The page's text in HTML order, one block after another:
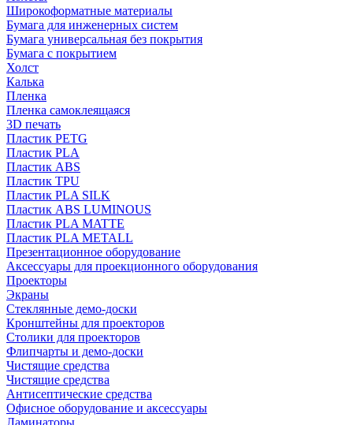
Широкоформатные материалы
Бумага для инженерных систем
Бумага универсальная без покрытия
Бумага с покрытием
Холст
Калька
Пленка
Пленка самоклеящаяся
3D печать
Пластик PETG
Пластик PLA
Пластик ABS
Пластик TPU
Пластик PLA SILK
Пластик ABS LUMINOUS
Пластик PLA MATTE
Пластик PLA METALL
Презентационное оборудование
Аксессуары для проекционного оборудования
Проекторы
Экраны
Стеклянные демо-доски
Кронштейны для проекторов
Столики для проекторов
Флипчарты и демо-доски
Чистящие средства
Чистящие средства
Антисептические средства
Офисное оборудование и аксессуары
Ламинаторы